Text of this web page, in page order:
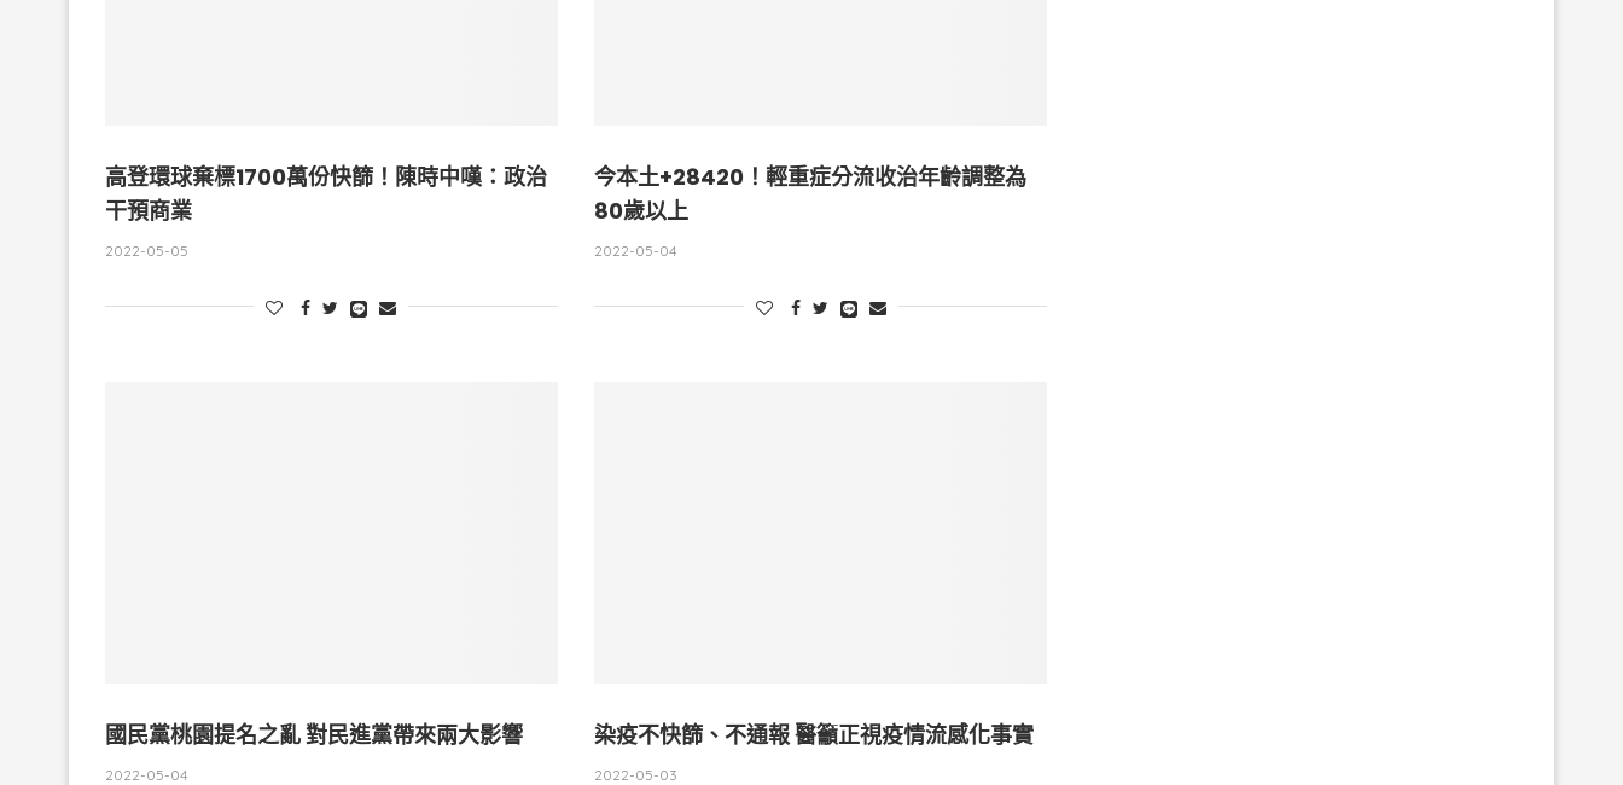
高登環球棄標1700萬份快篩！陳時中嘆：政治
干預商業
2022-05-05
今本土+28420！輕重症分流收治年齡調整為
80歲以上
2022-05-04
國民黨桃園提名之亂 對民進黨帶來兩大影響
2022-05-04
染疫不快篩、不通報 醫籲正視疫情流感化事實
2022-05-03